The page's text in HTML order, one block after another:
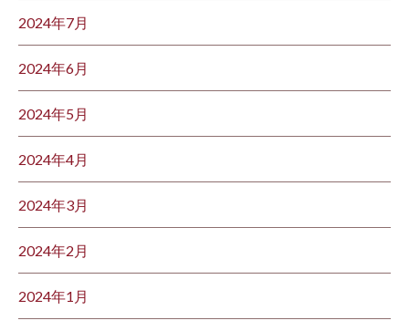
2024年7月
2024年6月
2024年5月
2024年4月
2024年3月
2024年2月
2024年1月